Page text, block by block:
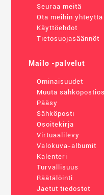
Seuraa meitä
Ota meihin yhteyttä
Käyttöehdot
Tietosuojasäännöt
Mailo -palvelut
Ominaisuudet
Muuta
Pääsy
Sähköposti
Osoitekirja
Virtuaalilevy
Valokuva-albumit
Kalenteri
Turvallisuus
Räätälöinti
Jaetut tiedostot